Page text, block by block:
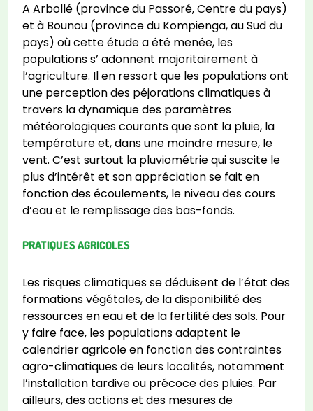
A Arbollé (province du Passoré, Centre du pays)
et à Bounou (province du Kompienga, au Sud du
pays) où cette étude a été menée, les
populations s’ adonnent majoritairement à
l’agriculture. Il en ressort que les populations ont
une perception des péjorations climatiques à
travers la dynamique des paramètres
météorologiques courants que sont la pluie, la
température et, dans une moindre mesure, le
vent. C’est surtout la pluviométrie qui suscite le
plus d’intérêt et son appréciation se fait en
fonction des écoulements, le niveau des cours
d’eau et le remplissage des bas-fonds.
PRATIQUES AGRICOLES
Les risques climatiques se déduisent de l’état des
formations végétales, de la disponibilité des
ressources en eau et de la fertilité des sols. Pour
y faire face, les populations adaptent le
calendrier agricole en fonction des contraintes
agro-climatiques de leurs localités, notamment
l’installation tardive ou précoce des pluies. Par
ailleurs, des actions et des mesures de